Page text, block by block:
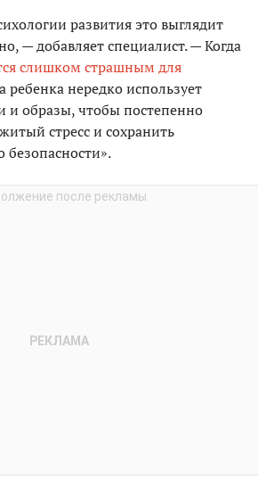
развития это выглядит
— добавляет специалист. — Когда
слишком страшным для
ребенка нередко использует
и образы, чтобы постепенно
стресс и сохранить
безопасности».